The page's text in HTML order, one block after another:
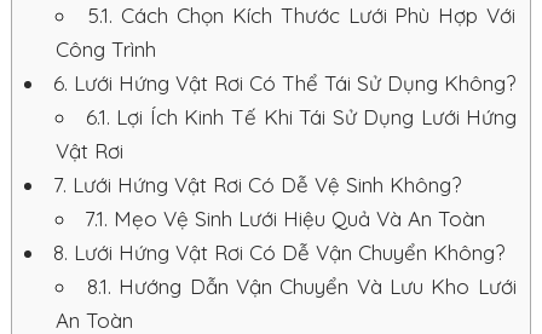
5.1. Cách Chọn Kích Thước Lưới Phù Hợp Với
Công Trình
6. Lưới Hứng Vật Rơi Có Thể Tái Sử Dụng Không?
6.1. Lợi Ích Kinh Tế Khi Tái Sử Dụng Lưới Hứng
Vật Rơi
7. Lưới Hứng Vật Rơi Có Dễ Vệ Sinh Không?
7.1. Mẹo Vệ Sinh Lưới Hiệu Quả Và An Toàn
8. Lưới Hứng Vật Rơi Có Dễ Vận Chuyển Không?
8.1. Hướng Dẫn Vận Chuyển Và Lưu Kho Lưới
An Toàn